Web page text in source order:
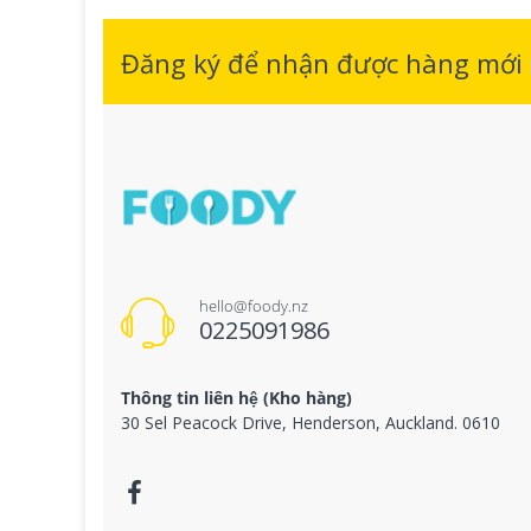
Đăng ký để nhận được hàng
hello@foody.nz
0225091986
Thông tin liên hệ (Kho hàng)
30 Sel Peacock Drive, Henderson, Auckland. 0610